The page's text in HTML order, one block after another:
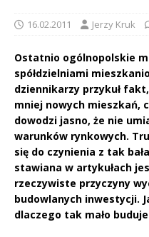
16.02.2011 Jerzy Kruk
Ostatnio ogólnopolskie
spółdzielniami
dziennikarzy przykuł
mniej nowych mieszkań,
dowodzi jasno, że nie
warunków rynkowych.
się do czynienia z tak
stawiana w artykułach
rzeczywiste przyczyny
budowlanych inwestycji.
dlaczego tak mało